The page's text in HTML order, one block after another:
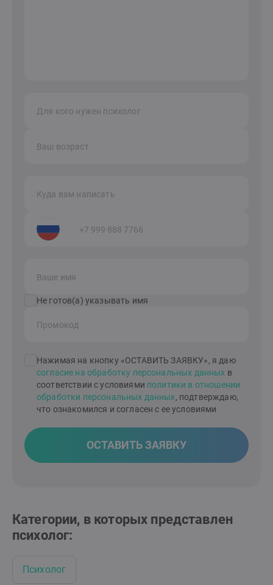
Для кого нужен психолог
Ваш возраст
Куда вам написать
Ваше имя
Не готов(а) указывать имя
Промокод
Нажимая на кнопку «ОСТАВИТЬ ЗАЯВКУ», я даю
согласие на обработку персональных данных в
соответствии с условиями политики в отношении
обработки персональных данных, подтверждаю,
что ознакомился и согласен с ее условиями
ОСТАВИТЬ ЗАЯВКУ
Категории, в которых представлен
психолог:
Психолог